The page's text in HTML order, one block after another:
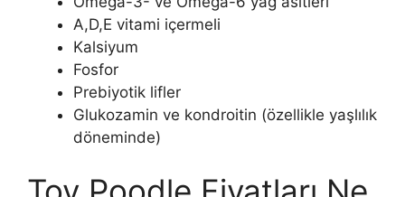
A,D,E vitami içermeli
Kalsiyum
Fosfor
Prebiyotik lifler
Glukozamin ve kondroitin (özellikle yaşlılık
döneminde)